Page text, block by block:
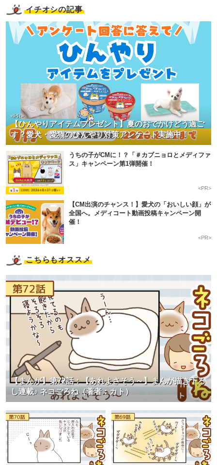
イチオシの記事
【ひんやりアイテムプレゼント】夏のおでかけどう過ご
す？愛犬・愛猫のひんやり対策アンケート実施中！
<PR>
うちの子がCMに！？「＃カブニョロとメディファ
ス」キャンペーン第1弾開催！
<PR>
【CM出演のチャンス！】愛犬の「おいしい顔」が
全国へ。メディコート動画投稿キャンペーン開
催！
<PR>
こちらもオススメ
【まんが】第72話：【あれよさそう～】まんが描き下ろ
し連載♪ ネコごろね（著者：カト）